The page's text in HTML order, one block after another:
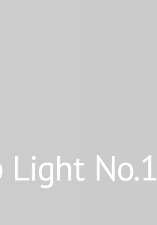
Light No.1